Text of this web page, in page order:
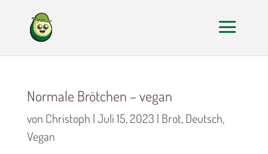
Normale Brötchen – vegan
von Christoph |Juli 15, 2023 | Brot,Deutsch,
Vegan